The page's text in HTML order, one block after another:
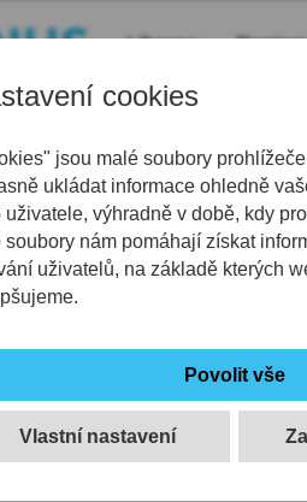
cookies
jsou malé soubory
ukládat informace ohledně
uživatele, výhradně v době, kdy
soubory nám pomáhají získat
uživatelů, na základě kterých
Vlastní nastavení
Liberec
na
sálů se
vypisuje znovu
žádné nabídky do jím
sálů v budově
proto včera zadávací řízení
změnami.